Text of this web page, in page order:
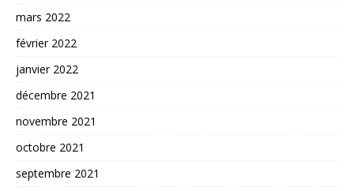
mars 2022
février 2022
janvier 2022
décembre 2021
novembre 2021
octobre 2021
septembre 2021